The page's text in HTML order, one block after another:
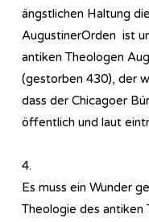
ängstlichen Haltung
AugustinerOrden ist
antiken Theologen
(gestorben 430), der
dass der Chicagoer
öffentlich und laut
4.
Es muss ein Wunder
Theologie des antiken